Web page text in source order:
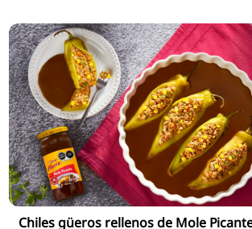
Chiles güeros rellenos de Mole